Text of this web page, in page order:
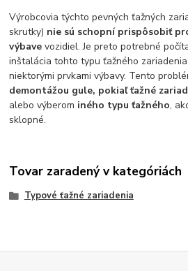
Výrobcovia týchto pevných ťažných
skrutky) nie sú schopní prispôsobiť
výbavevozidiel. Je preto potrebné
inštalácia tohto typu ťažného
niektorými prvkami výbavy. Tento
demontážou gule, pokiaľ ťažné
alebo výberom iného typu ťažného,
sklopné.
Tovar zaradený v kategóriách
Typové ťažné zariadenia